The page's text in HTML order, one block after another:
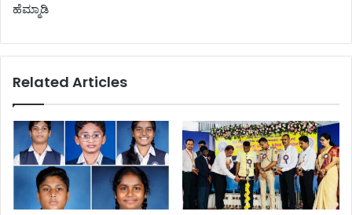
ಹೆಮ್ಮಾಡಿ
Related Articles